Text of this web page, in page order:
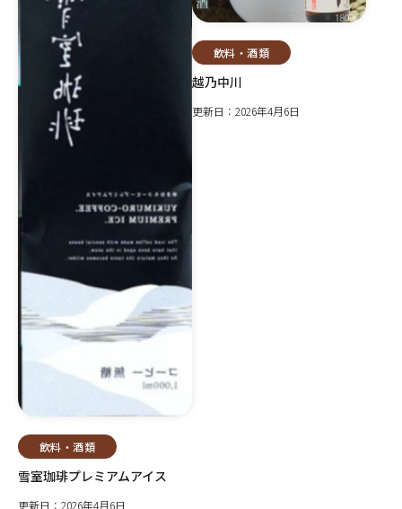
飲料・酒類
雪室珈琲プレミアムアイス
更新日：2026年4月6日
飲料・酒類
越乃中川
更新日：2026年4月6日